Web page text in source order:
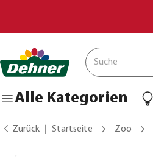
Alle Kategorien
Zurück Startseite Zoo